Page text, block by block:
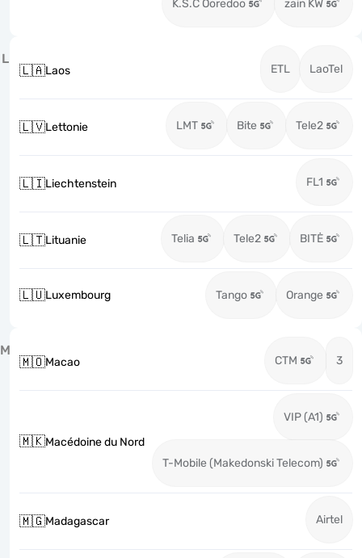
K.S.C Ooredoo zain KW
L
🇱🇦Laos ETL LaoTel
🇱🇻Lettonie LMT Bite Tele2
🇱🇮Liechtenstein FL1
🇱🇹Lituanie Telia Tele2 BITĖ
🇱🇺Luxembourg Tango Orange
M
🇲🇴Macao CTM 3
🇲🇰Macédoine du Nord
VIP (A1)
T-Mobile (Makedonski Telecom)
🇲🇬Madagascar Airtel